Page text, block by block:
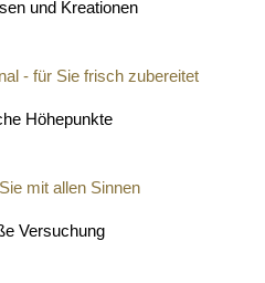
und Kreationen
Höhepunkte
Versuchung